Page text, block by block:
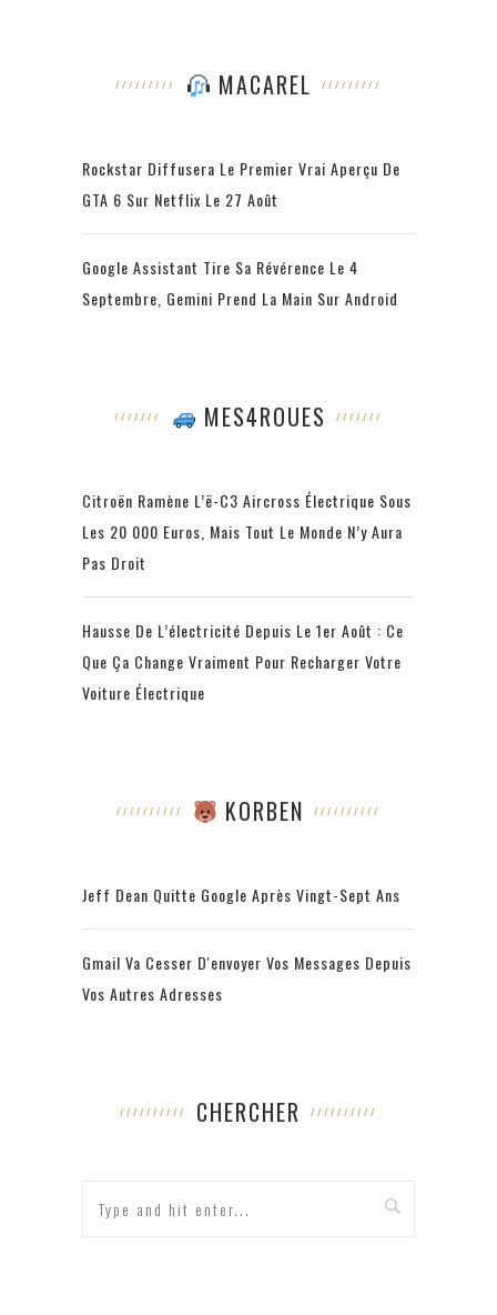
MACAREL
Rockstar Diffusera Le Premier Vrai Aperçu De
GTA 6 Sur Netflix Le 27 Août
Google Assistant Tire Sa Révérence Le 4
Septembre, Gemini Prend La Main Sur Android
MES4ROUES
Citroën Ramène L’ë-C3 Aircross Électrique Sous
Les 20 000 Euros, Mais Tout Le Monde N’y Aura
Pas Droit
Hausse De L’électricité Depuis Le 1er Août : Ce
Que Ça Change Vraiment Pour Recharger Votre
Voiture Électrique
KORBEN
Jeff Dean Quitte Google Après Vingt-Sept Ans
Gmail Va Cesser D'envoyer Vos Messages Depuis
Vos Autres Adresses
CHERCHER